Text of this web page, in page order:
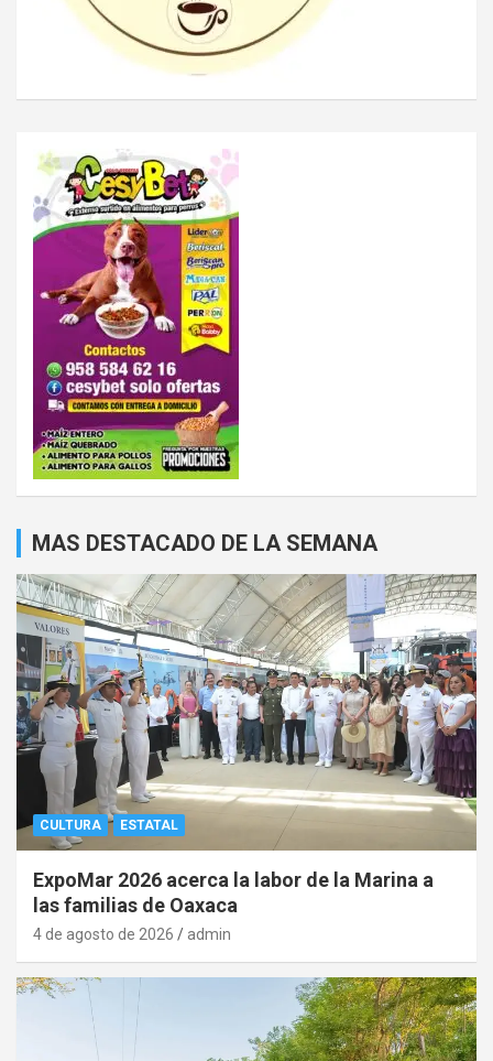
MAS DESTACADO DE LA SEMANA
CULTURA ESTATAL
ExpoMar 2026 acerca la labor de la Marina a
las familias de Oaxaca
4 de agosto de 2026 admin